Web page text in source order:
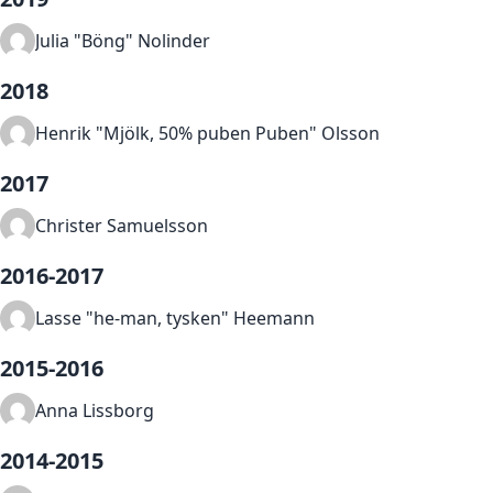
Julia "Böng" Nolinder
2018
Henrik "Mjölk, 50% puben Puben" Olsson
2017
Christer Samuelsson
2016-2017
Lasse "he-man, tysken" Heemann
2015-2016
Anna Lissborg
2014-2015